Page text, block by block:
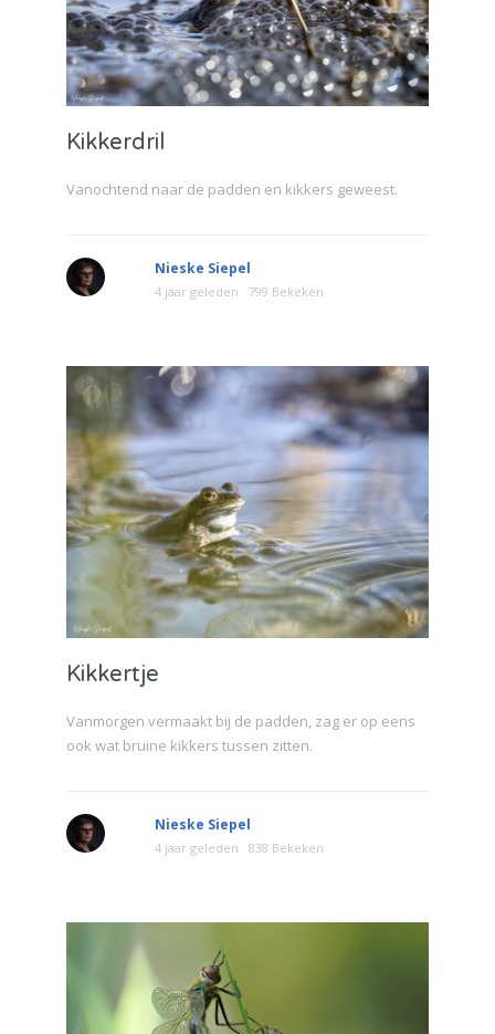
Kikkerdril
Vanochtend naar de padden en kikkers geweest.
Nieske Siepel
4 jaar geleden 799 Bekeken
Kikkertje
Vanmorgen vermaakt bij de padden, zag er op eens
ook wat bruine kikkers tussen zitten.
Nieske Siepel
4 jaar geleden 838 Bekeken